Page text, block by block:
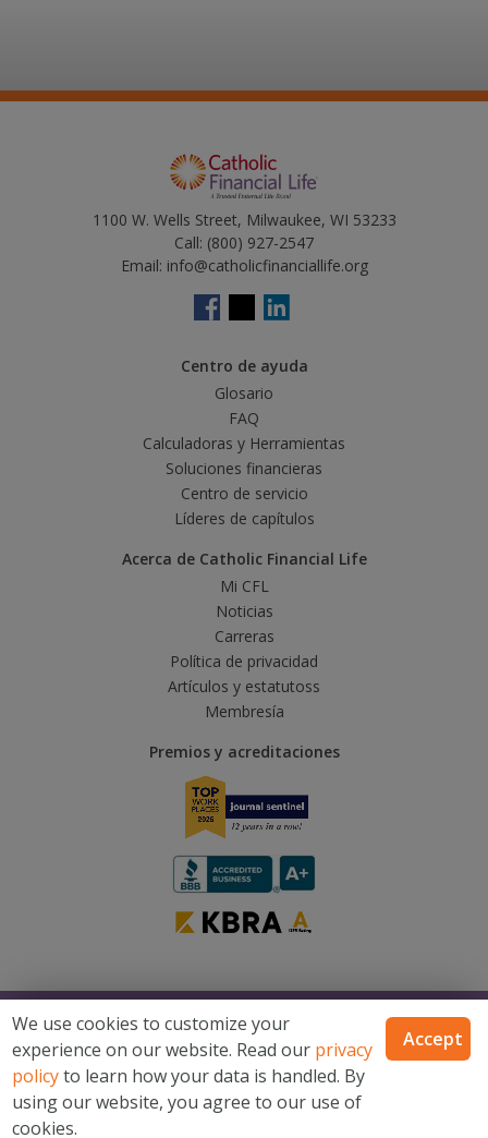
1100 W. Wells Street, Milwaukee, WI 53233
Call: (800) 927-2547
Email: info@catholicfinanciallife.org
Centro de ayuda
Glosario
FAQ
Calculadoras y Herramientas
Soluciones financieras
Centro de servicio
Líderes de capítulos
Acerca de Catholic Financial Life
Mi CFL
Noticias
Carreras
Política de privacidad
Artículos y estatutoss
Membresía
Premios y acreditaciones
los derechos reservados
Catholic Financial Life es una marca de Trusted Fraternal Life®. Productos
emitidos por Trusted Fraternal Life, Milwaukee, Wisconsin. No disponible
Mapa del sitio
Términos y condiciones
Declaración de
We use cookies to customize your
experience on our website. Read our privacy
policyto learn how your data is handled. By
using our website, you agree to our use of
cookies.
Accept